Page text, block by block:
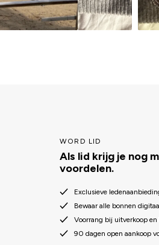
WORD LID
Als lid krijg je nog
voordelen.
Exclusieve
Bewaar alle bonnen
Voorrang bij uitverkoop en
90 dagen open aankoop